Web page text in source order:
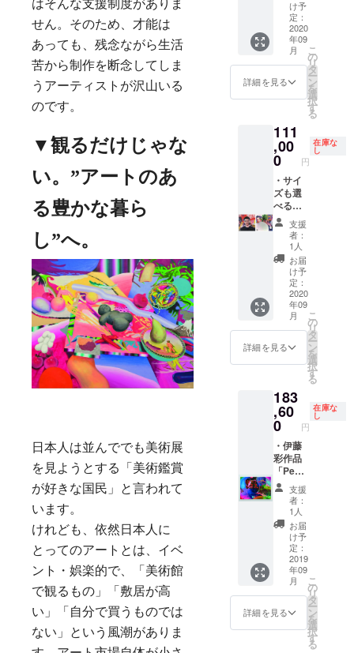
はそんな支援制度がありま
せん。そのため、才能は
あっても、残念ながら生活
苦から制作を断念してしま
うアーティストが沢山いる
のです。
▼観るだけじゃな
い。 ”アートのあ
る豊かな暮ら
し”へ。
日本人は並んででも美術展
を見ようとする「美術鑑賞
が好きな国民」と言われて
います。
けれども、依然日本人に
とってのアートとは、イベ
ント・娯楽的で、「美術館
で観るもの」「敷居が高
い」「自分で買うものでは
ない」という風潮がありま
タイプ
とBタイ
プから
ご希望
の肖像
選びく
ださ
プ 社
長室や
プロ
ル画像
にぴっ
たりな
肖像画
・Bタイ
プ 伊
藤彩の
紡ぐ物
語の登
場人物
になり
ません
フォト
ドロー
になり
ます。
✻リ
ターン
購入後
に、肖
像画に
したい
写真を
こちら
のアド
レスま
でお送
りくだ
さい。
ayaitoa
gmail.c
om ・サ
イン付
き作品
集 ・伊
藤彩か
らのお
礼メッ
セージ
会を
メール
でご案
内いた
しま
す。
す。 ✻
リター
ン購入
後に、
肖像画
にした
い写真
までお
送りく
ださ
い。
ayaitoa
yaito@
gmail.c
om ・サ
イン付
き作品
集 ・伊
藤彩か
らのお
礼メッ
セージ
メール
と次回
の展覧
内いた
しま
す。
メール
でお送
りいた
だき、
それを
もとに
肖像画
を制作
しま
品イ
メージ
などは
基本的
に伊藤
彩にお
まかせ
となり
ます。
こちら
は限定
１枚で
す。 ✻
リター
ン購入
後に、
肖像画
にした
い写真
をこち
ドレス
までお
送りく
ださ
い。
ayaitoa
yaito@
gmail.c
om ・サ
イン付
き作品
集 ・伊
藤彩か
らのお
礼メッ
セージ
メール
と次回
の展覧
会を
canvas
CAMPF
IRE限定
で特別
企画と
して伊
藤彩が
あな
た、あ
大切な
方、
ペット
や思い
入れの
ある品
の肖像
画を描
きま
す。写
真を1枚
メール
でお送
りいた
だき、
それを
もとに
肖像画
を制作
しま
品イ
メージ
などは
基本的
に伊藤
彩にお
まかせ
となり
ます。
こちら
は限定
１枚で
す。Aタ
イプとB
タイプ
からご
希望の
肖像画
をお選
びくだ
け予
定：
2020
年09
月
詳細を見る
こ
の
リ
タ
ー
ン
を
選
択
す
る
111
,00
0 円
在庫な
し
・サイ
ズも選
べる肖
像画
（33×2
4㎝、4
号以
上）oil
canvas
✻大人
気の肖
像画を1
枚だけ
追加い
たしま
最初に
ご支援
いただ
いた方
に不利
になら
ないよ
うに
1000円
だけ値
上げし
ており
ます。
CAMPF
IRE限定
で特別
企画と
して伊
藤彩が
あな
支援
者：
1人
お届
け予
定：
2020
年09
月
詳細を見る
こ
の
リ
タ
ー
ン
を
選
択
す
る
183
,60
0 円
在庫な
し
・伊藤
彩作品
「Penet
rate
Love」
40.4cm
×55.8c
2018,
oil on
canvas
・サイ
ン付き
作品集
・伊藤
彩から
支援
者：
1人
お届
け予
定：
2019
年09
月
詳細を見る
こ
の
リ
タ
ー
ン
を
選
択
す
る